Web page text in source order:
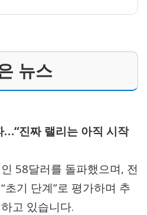
뉴스
…“진짜 랠리는 아직 시작
58달러를 돌파했으며, 전
초기 단계”로 평가하며 추
고 있습니다.